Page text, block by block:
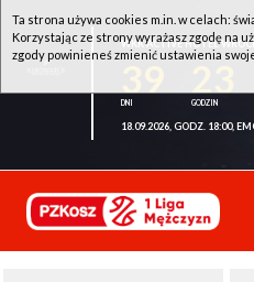
WKK ACTIVE HOTEL
18.09.2026, GODZ. 18:00,
Ta strona używa cookies m.in. w celach:
Korzystając ze strony wyrażasz zgodę na
zgody powinieneś zmienić ustawienia